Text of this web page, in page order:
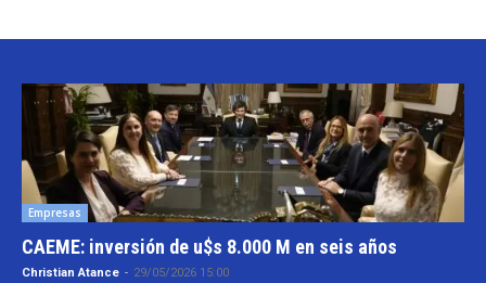
Empresas
CAEME: inversión de u$s 8.000 M en seis años
Christian Atance - 29/05/2026 15:00